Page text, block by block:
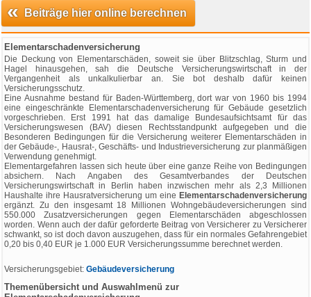
« Beiträge hier online berechnen
Elementarschadenversicherung
Die Deckung von Elementarschäden, soweit sie über Blitzschlag, Sturm und
Hagel hinausgehen, sah die Deutsche Versicherungswirtschaft in der
Vergangenheit als unkalkulierbar an. Sie bot deshalb dafür keinen
Versicherungsschutz.
Eine Ausnahme bestand für Baden-Württemberg, dort war von 1960 bis 1994
eine eingeschränkte Elementarschadenversicherung für Gebäude gesetzlich
vorgeschrieben. Erst 1991 hat das damalige Bundesaufsichtsamt für das
Versicherungswesen (BAV) diesen Rechtsstandpunkt aufgegeben und die
Besonderen Bedingungen für die Versicherung weiterer Elementarschäden in
der Gebäude-, Hausrat-, Geschäfts- und Industrieversicherung zur planmäßigen
Verwendung genehmigt.
Elementargefahren lassen sich heute über eine ganze Reihe von Bedingungen
absichern. Nach Angaben des Gesamtverbandes der Deutschen
Versicherungswirtschaft in Berlin haben inzwischen mehr als 2,3 Millionen
Haushalte ihre Hausratversicherung um eine Elementarschadenversicherung
ergänzt. Zu den insgesamt 18 Millionen Wohngebäudeversicherungen sind
550.000 Zusatzversicherungen gegen Elementarschäden abgeschlossen
worden. Wenn auch der dafür geforderte Beitrag von Versicherer zu Versicherer
schwankt, so ist doch davon auszugehen, dass für ein normales Gefahrengebiet
0,20 bis 0,40 EUR je 1.000 EUR Versicherungssumme berechnet werden.
Versicherungsgebiet: Gebäudeversicherung
Themenübersicht und Auswahlmenü zur